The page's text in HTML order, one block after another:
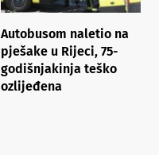
Autobusom naletio na
pješake u Rijeci, 75-
godišnjakinja teško
ozlijeđena